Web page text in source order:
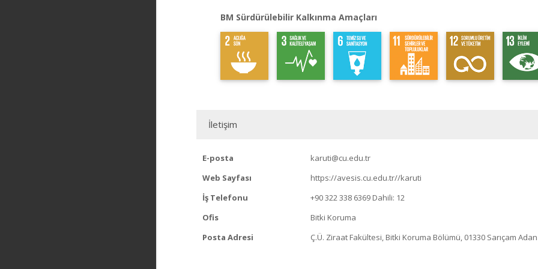
BM Sürdürülebilir Kalkınma Amaçları
İletişim
E-posta
karuti@cu.edu.tr
Web Sayfası
https://avesis.cu.edu.tr//karuti
İş Telefonu
+90 322 338 6369 Dahili: 12
Ofis
Bitki Koruma
Posta Adresi
Ç.Ü. Ziraat Fakültesi, Bitki Koruma Bölümü, 01330 Sarıçam